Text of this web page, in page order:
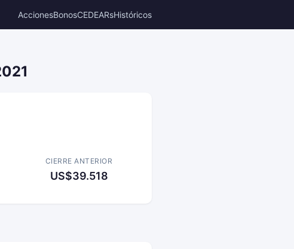
AccionesBonosCEDEARsHistóricos
CIERRE ANTERIOR
US$39.518